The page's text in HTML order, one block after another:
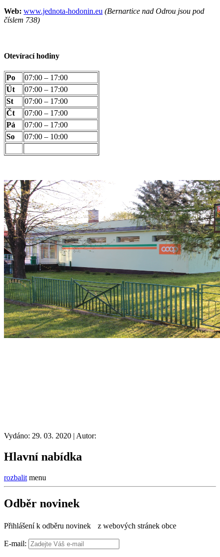
Web: www.jednota-hodonin.eu (Bernartice nad Odrou jsou pod
číslem 738)
Otevírací hodiny
Po
07:00 – 17:00
Út
07:00 – 17:00
St
07:00 – 17:00
Čt
07:00 – 17:00
Pá
07:00 – 17:00
So
07:00 – 10:00
Vydáno: 29. 03. 2020 | Autor:
Hlavní nabídka
rozbalit menu
Odběr novinek
Přihlášení k odběru novinek z webových stránek obce
E-mail: